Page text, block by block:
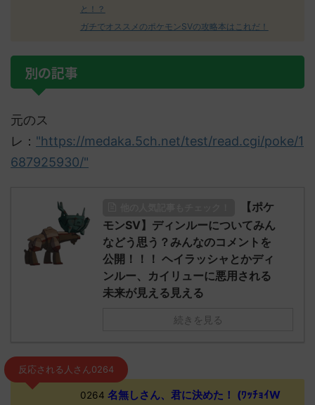
と！？
ガチでオススメのポケモンSVの攻略本はこれだ！
別の記事
元のス
レ： "https://medaka.5ch.net/test/read.cgi/poke/1
687925930/"
【ポケ
モンSV】ディンルーについてみん
などう思う？みんなのコメントを
公開！！！ ヘイラッシャとかディ
ンルー、カイリューに悪用される
未来が見える見える
続きを見る
反応される人さん0264
0264 名無しさん、君に決めた！ (ﾜｯﾁｮｲW